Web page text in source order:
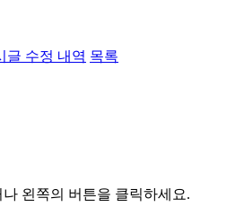
글 수정 내역 목록
왼쪽의 버튼을 클릭하세요.